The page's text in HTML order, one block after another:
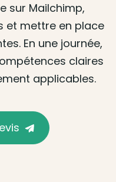
sur Mailchimp,
et mettre en place
En une journée,
claires
applicables.